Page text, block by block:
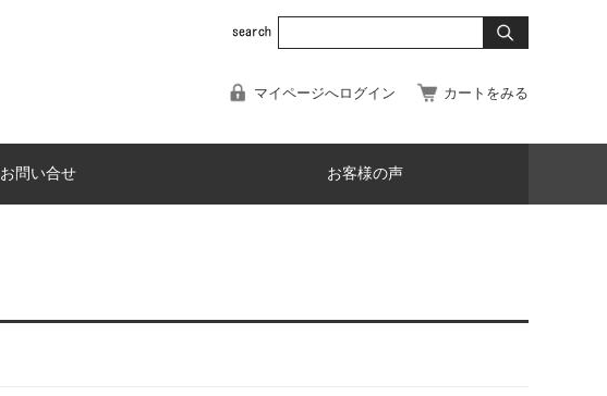
マイページへログイン カートをみる
お問い合せ お客様の声